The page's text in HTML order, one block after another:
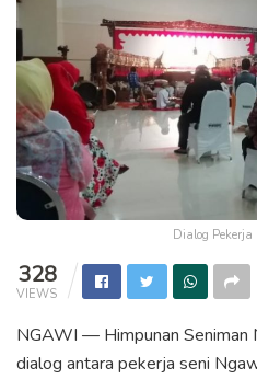
Dialog Pekerja
328
VIEWS
NGAWI — Himpunan Seniman
dialog antara pekerja seni